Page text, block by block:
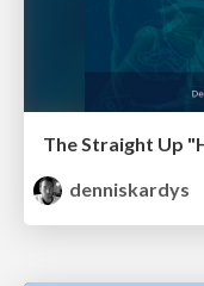
The Straight Up
denniskardys